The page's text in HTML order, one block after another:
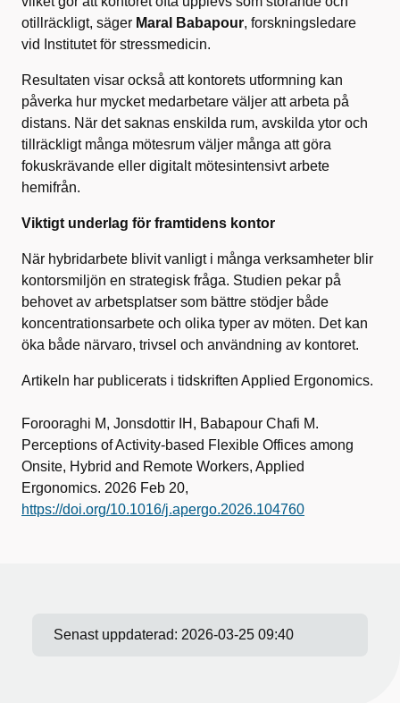
otillräckligt, säger Maral Babapour, forskningsledare
vid Institutet för stressmedicin.
Resultaten visar också att kontorets utformning kan
påverka hur mycket medarbetare väljer att arbeta på
distans. När det saknas enskilda rum, avskilda ytor och
tillräckligt många mötesrum väljer många att göra
fokuskrävande eller digitalt mötesintensivt arbete
hemifrån.
Viktigt underlag för framtidens kontor
När hybridarbete blivit vanligt i många verksamheter blir
kontorsmiljön en strategisk fråga. Studien pekar på
behovet av arbetsplatser som bättre stödjer både
koncentrationsarbete och olika typer av möten. Det kan
öka både närvaro, trivsel och användning av kontoret.
Artikeln har publicerats i tidskriften Applied Ergonomics.
Forooraghi M, Jonsdottir IH, Babapour Chafi M.
Perceptions of Activity-based Flexible Offices among
Onsite, Hybrid and Remote Workers, Applied
Ergonomics. 2026 Feb 20,
https://doi.org/10.1016/j.apergo.2026.104760
Senast uppdaterad: 2026-03-25 09:40